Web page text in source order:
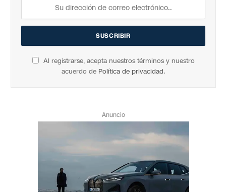
Al registrarse, acepta nuestros términos y nuestro
acuerdo de Política de privacidad.
Anuncio